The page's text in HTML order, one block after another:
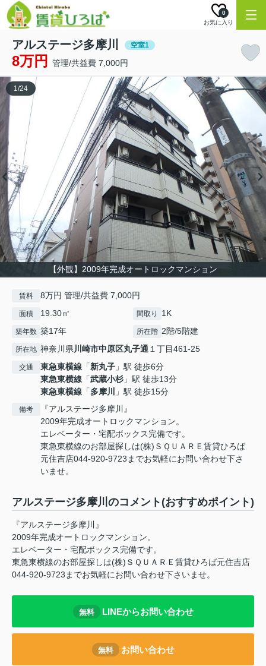
お気に入り
0
アルステージ多摩川 空室1
8万円 管理/共益費 7,000円
【外観】2009年完成オートロックマンション
1/24
賃料 8万円 管理/共益費 7,000円
面積 19.30㎡ 間取り 1K
築年数 築17年 所在階 2階/5階建
所在地 神奈川県川崎市中原区丸子通１丁目461-25
交通 東急東横線 「新丸子 」駅 徒歩6分
東急東横線 「武蔵小杉 」駅 徒歩13分
東急東横線 「多摩川 」駅 徒歩15分
備考
『アルステージ多摩川』
2009年完成オートロックマンション。
エレベーター・宅配ボックス完備です。
東急東横線のお部屋探しは(株)ＳＱＵＡＲＥ賃貸ひろば
元住吉店044-920-9723までお気軽にお問い合わせ下さ
いませ。
アルステージ多摩川のコメント(おすすめポイント)
『アルステージ多摩川』
2009年完成オートロックマンション。
エレベーター・宅配ボックス完備です。
東急東横線のお部屋探しは(株)ＳＱＵＡＲＥ賃貸ひろば元住吉店
044-920-9723までお気軽にお問い合わせ下さいませ。
無料 LINEからお問い合わせ
無料 お問い合わせ